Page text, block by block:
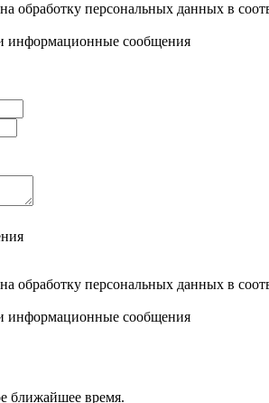
обработку персональных данных в
информационные сообщения
обработку персональных данных в
информационные сообщения
ближайшее время.